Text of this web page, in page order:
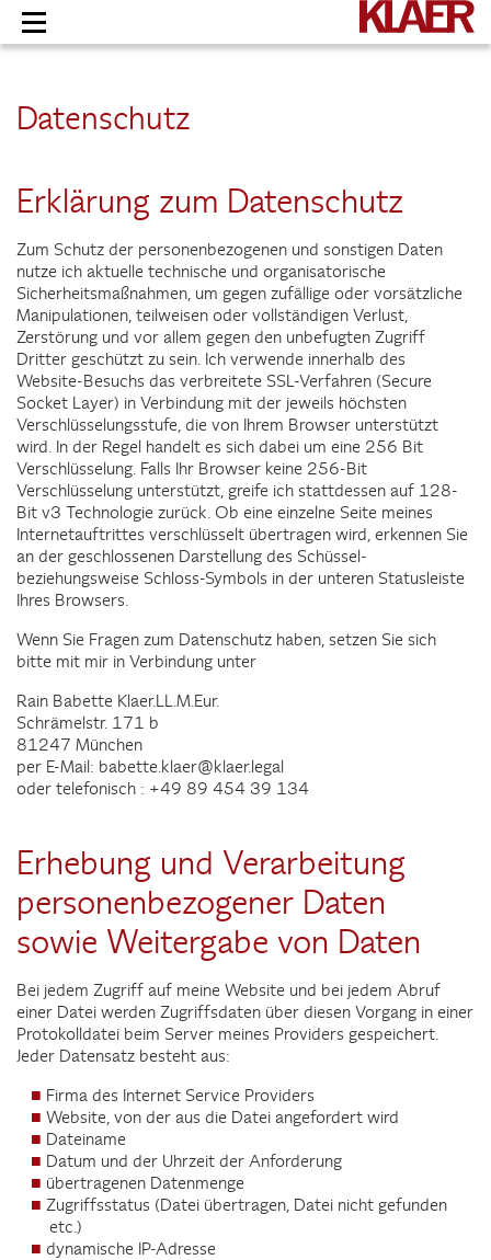
Skip
to
content
Datenschutz
Erklärung zum Datenschutz
Zum Schutz der personenbezogenen und sonstigen Daten
nutze ich aktuelle technische und organisatorische
Sicherheitsmaßnahmen, um gegen zufällige oder vorsätzliche
Manipulationen, teilweisen oder vollständigen Verlust,
Zerstörung und vor allem gegen den unbefugten Zugriff
Dritter geschützt zu sein. Ich verwende innerhalb des
Website-Besuchs das verbreitete SSL-Verfahren (Secure
Socket Layer) in Verbindung mit der jeweils höchsten
Verschlüsselungsstufe, die von Ihrem Browser unterstützt
wird. In der Regel handelt es sich dabei um eine 256 Bit
Verschlüsselung. Falls Ihr Browser keine 256-Bit
Verschlüsselung unterstützt, greife ich stattdessen auf 128-
Bit v3 Technologie zurück. Ob eine einzelne Seite meines
Internetauftrittes verschlüsselt übertragen wird, erkennen Sie
an der geschlossenen Darstellung des Schüssel-
beziehungsweise Schloss-Symbols in der unteren Statusleiste
Ihres Browsers.
Wenn Sie Fragen zum Datenschutz haben, setzen Sie sich
bitte mit mir in Verbindung unter
Rain Babette Klaer.LL.M.Eur.
Schrämelstr. 171 b
81247 München
per E-Mail: babette.klaer@klaer.legal
oder telefonisch : +49 89 454 39 134
Erhebung und Verarbeitung
personenbezogener Daten
sowie Weitergabe von Daten
Bei jedem Zugriff auf meine Website und bei jedem Abruf
einer Datei werden Zugriffsdaten über diesen Vorgang in einer
Protokolldatei beim Server meines Providers gespeichert.
Jeder Datensatz besteht aus:
Firma des Internet Service Providers
Website, von der aus die Datei angefordert wird
Dateiname
Datum und der Uhrzeit der Anforderung
übertragenen Datenmenge
Zugriffsstatus (Datei übertragen, Datei nicht gefunden
etc.)
dynamische IP-Adresse